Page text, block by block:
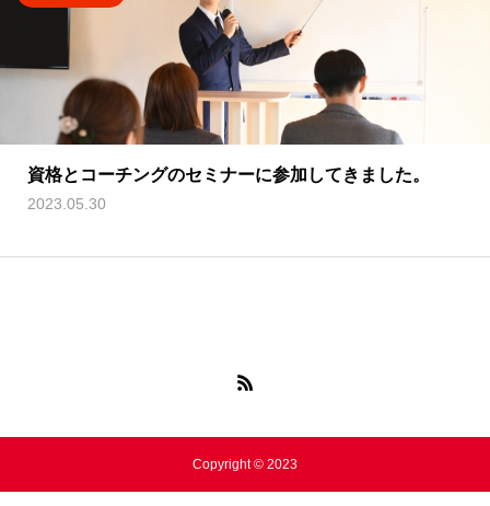
資格とコーチングのセミナーに参加してきました。
2023.05.30
Copyright © 2023